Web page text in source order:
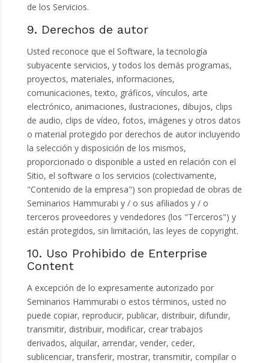
de los Servicios.
9. Derechos de autor
Usted reconoce que el Software, la tecnología
subyacente servicios, y todos los demás programas,
proyectos, materiales, informaciones,
comunicaciones, texto, gráficos, vínculos, arte
electrónico, animaciones, ilustraciones, dibujos, clips
de audio, clips de vídeo, fotos, imágenes y otros datos
o material protegido por derechos de autor incluyendo
la selección y disposición de los mismos,
proporcionado o disponible a usted en relación con el
Sitio, el software o los servicios (colectivamente,
"Contenido de la empresa") son propiedad de obras de
Seminarios Hammurabi y / o sus afiliados y / o
terceros proveedores y vendedores (los "Terceros") y
están protegidos, sin limitación, las leyes de copyright.
10. Uso Prohibido de Enterprise
Content
A excepción de lo expresamente autorizado por
Seminarios Hammurabi o estos términos, usted no
puede copiar, reproducir, publicar, distribuir, difundir,
transmitir, distribuir, modificar, crear trabajos
derivados, alquilar, arrendar, vender, ceder,
sublicenciar, transferir, mostrar, transmitir, compilar o